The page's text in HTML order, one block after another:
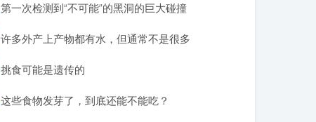
第一次检测到“不可能”的黑洞的巨大碰撞
许多外产上产物都有水，但通常不是很多
挑食可能是遗传的
这些食物发芽了，到底还能不能吃？